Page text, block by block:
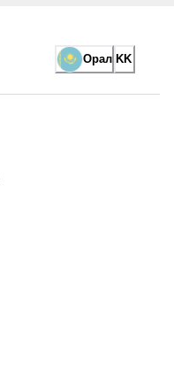
Орал KK